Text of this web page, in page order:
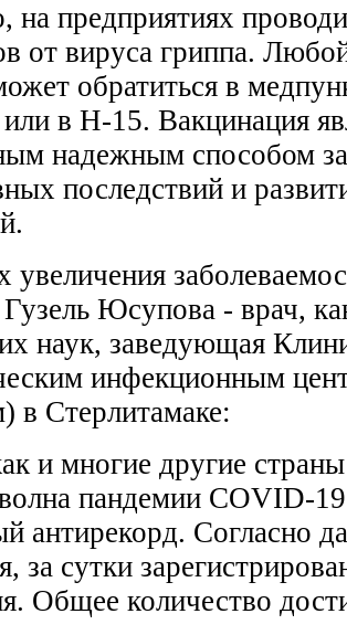
на предприятиях
от вируса гриппа.
обратиться в
в Н-15. Вакцинация
надежным способом
последствий и
увеличения
Гузель Юсупова - врач,
наук, заведующая
инфекционным
в Стерлитамаке:
и многие другие
пандемии COVID-
антирекорд. Согласно
за сутки
Общее количество